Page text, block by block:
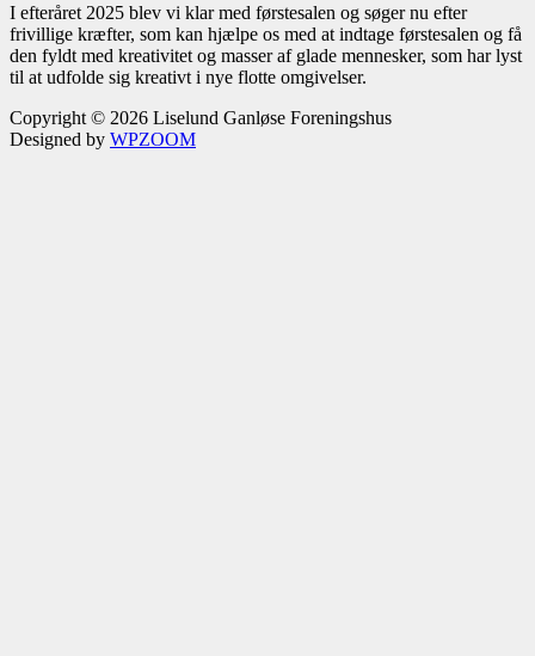
I efteråret 2025 blev vi klar med førstesalen og søger nu efter
frivillige kræfter, som kan hjælpe os med at indtage førstesalen og få
den fyldt med kreativitet og masser af glade mennesker, som har lyst
til at udfolde sig kreativt i nye flotte omgivelser.
Copyright © 2026 Liselund Ganløse Foreningshus
Designed by WPZOOM